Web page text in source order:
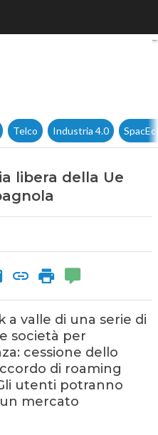
MásMóvil, via libera
Telco Industria 4.0
libera della Ue
a valle di una serie di
società per
cessione dello
di roaming
utenti potranno
mercato